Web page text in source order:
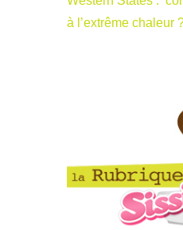
à l’extrême chaleur